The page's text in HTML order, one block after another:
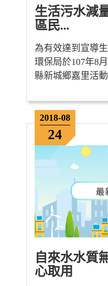
生活污水減
區民...
為有效達到宣導
環保局於107年8
縣新城鄉嘉里活
2018-08
24
自來水水質
心取用